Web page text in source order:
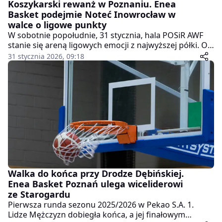
Koszykarski rewanż w Poznaniu. Enea
Basket podejmie Noteć Inowrocław w
walce o ligowe punkty
W sobotnie popołudnie, 31 stycznia, hala POSiR AWF
stanie się areną ligowych emocji z najwyższej półki. O
godzinie 15:30 koszykarze Enea Basket Poznań
podejmą KSK Qemetica Noteć Inowrocław w spotkaniu
1. ligi mężczyzn, które może mieć istotne znaczenie dla
31 stycznia 2026, 09:18
Walka do końca przy Drodze Dębińskiej.
Enea Basket Poznań ulega wiceliderowi
ze Starogardu
Pierwsza runda sezonu 2025/2026 w Pekao S.A. 1.
Lidze Mężczyzn dobiegła końca, a jej finałowym